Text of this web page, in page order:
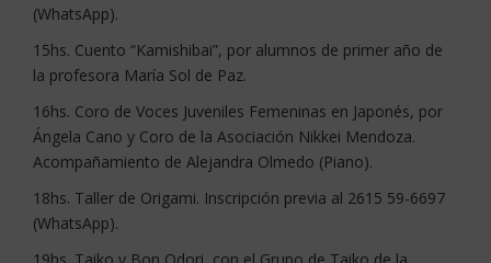
(WhatsApp).
15hs. Cuento “Kamishibai”, por alumnos de primer año de
la profesora María Sol de Paz.
16hs. Coro de Voces Juveniles Femeninas en Japonés, por
Ángela Cano y Coro de la Asociación Nikkei Mendoza.
Acompañamiento de Alejandra Olmedo (Piano).
18hs. Taller de Origami. Inscripción previa al 2615 59-6697
(WhatsApp).